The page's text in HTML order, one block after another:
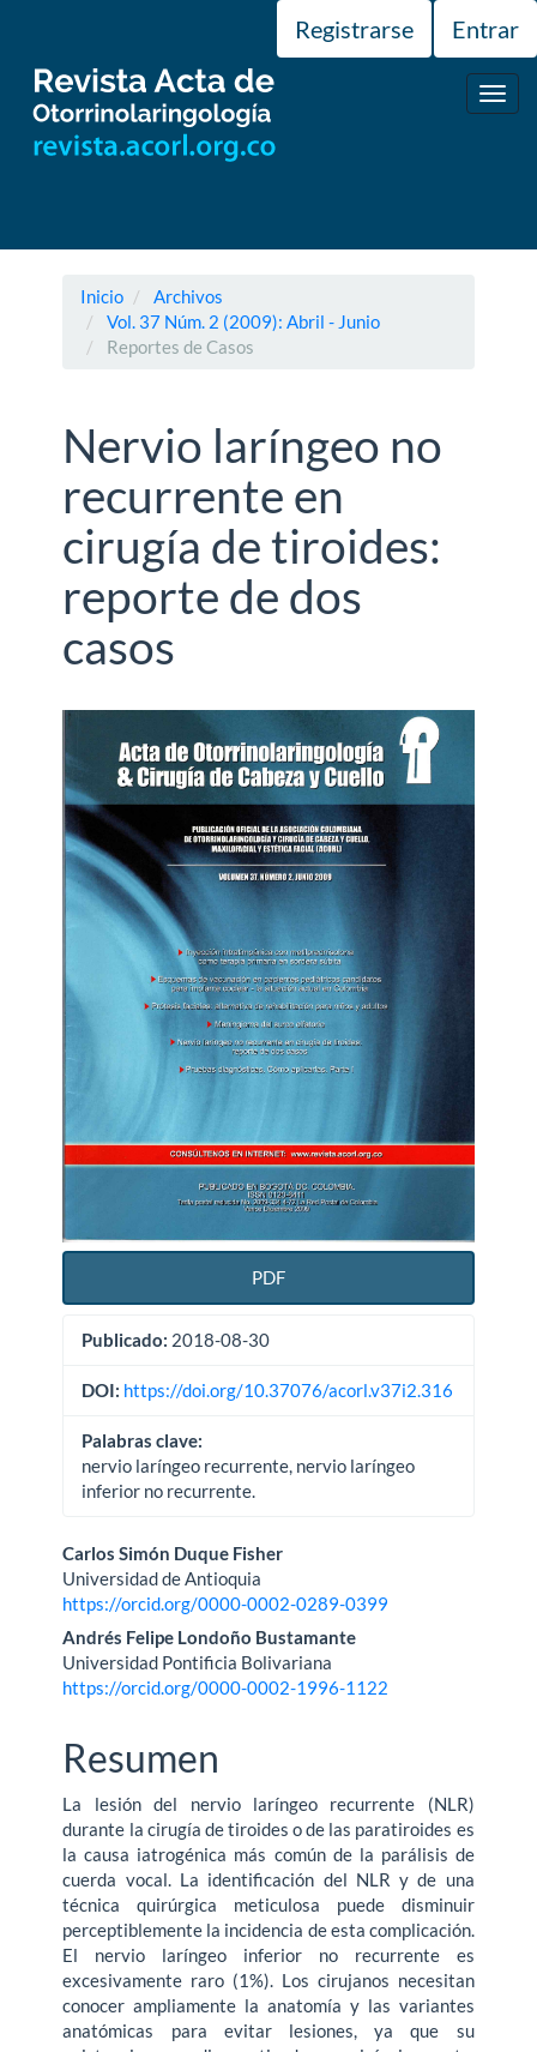
principal
Barra
lateral
Registrarse Entrar
Inicio
Archivos
Vol. 37 Núm. 2 (2009): Abril - Junio
Reportes de Casos
Nervio laríngeo no
recurrente en
cirugía de tiroides:
reporte de dos
casos
Barra
lateral
del
artículo
PDF
Publicado: 2018-08-30
DOI: https://doi.org/10.37076/acorl.v37i2.316
Palabras clave:
nervio laríngeo recurrente, nervio laríngeo
inferior no recurrente.
Contenido
principal
del
artículo
Carlos Simón Duque Fisher
Universidad de Antioquia
https://orcid.org/0000-0002-0289-0399
Andrés Felipe Londoño Bustamante
Universidad Pontificia Bolivariana
https://orcid.org/0000-0002-1996-1122
Resumen
La lesión del nervio laríngeo recurrente (NLR)
durante la cirugía de tiroides o de las paratiroides es
la causa iatrogénica más común de la parálisis de
cuerda vocal. La identificación del NLR y de una
técnica quirúrgica meticulosa puede disminuir
perceptiblemente la incidencia de esta complicación.
El nervio laríngeo inferior no recurrente es
excesivamente raro (1%). Los cirujanos necesitan
conocer ampliamente la anatomía y las variantes
anatómicas para evitar lesiones, ya que su